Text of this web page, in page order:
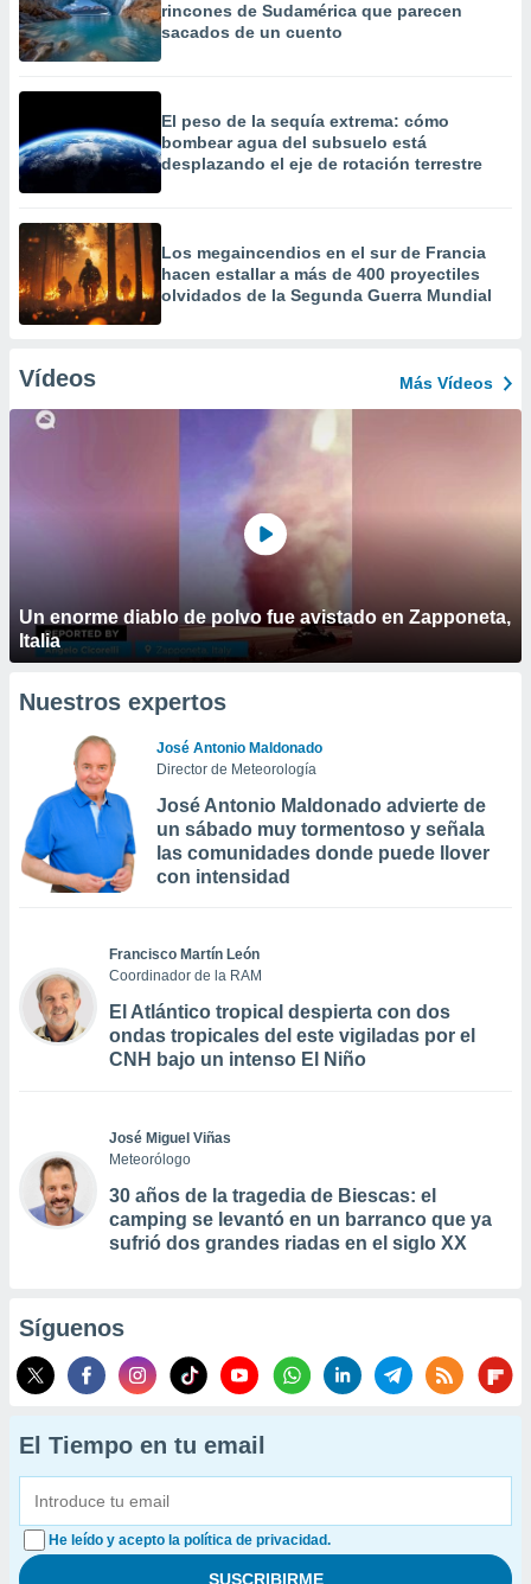
rincones de Sudamérica que parecen
sacados de un cuento
El peso de la sequía extrema: cómo
bombear agua del subsuelo está
desplazando el eje de rotación terrestre
Los megaincendios en el sur de Francia
hacen estallar a más de 400 proyectiles
olvidados de la Segunda Guerra Mundial
Vídeos Más Vídeos
Un enorme diablo de polvo fue avistado en Zapponeta,
Italia
Nuestros expertos
José Antonio Maldonado
Director de Meteorología
José Antonio Maldonado advierte de
un sábado muy tormentoso y señala
las comunidades donde puede llover
con intensidad
Francisco Martín León
Coordinador de la RAM
El Atlántico tropical despierta con dos
ondas tropicales del este vigiladas por el
CNH bajo un intenso El Niño
José Miguel Viñas
Meteorólogo
30 años de la tragedia de Biescas: el
camping se levantó en un barranco que ya
sufrió dos grandes riadas en el siglo XX
Síguenos
El Tiempo en tu email
He leído y acepto la política de privacidad.